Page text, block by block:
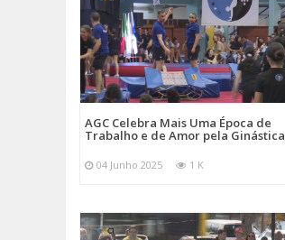
AGC Celebra Mais Uma Época de
Trabalho e de Amor pela Ginástica
04 Junho 2025 1 K